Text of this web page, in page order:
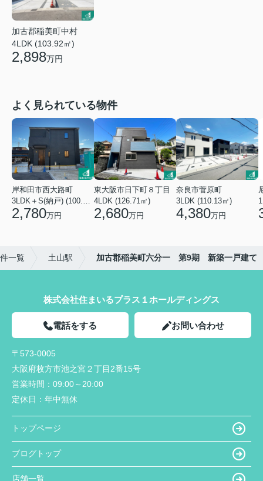
加古郡稲美町中村
4LDK (103.92㎡)
2,898万円
よく見られている物件
岸和田市西大路町
2,780万円
東大阪市日下町８丁目
4LDK (126.71㎡)
2,680万円
奈良市菅原町
3LDK (110.13㎡)
4,380万円
一覧 土山駅 加古郡稲美町六分一 第9期 新築一戸建て
株式会社住まいるプラス１ホールディングス
電話をする お問い合わせ
〒573-0005
大阪府枚方市池之宮２丁目2番15号
営業時間： 09:00～20:00
定休日： 年中無休
トップページ
ブログトップ
店舗一覧